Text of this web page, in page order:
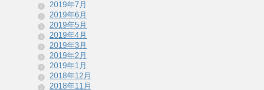
2019年7月
2019年6月
2019年5月
2019年4月
2019年3月
2019年2月
2019年1月
2018年12月
2018年11月